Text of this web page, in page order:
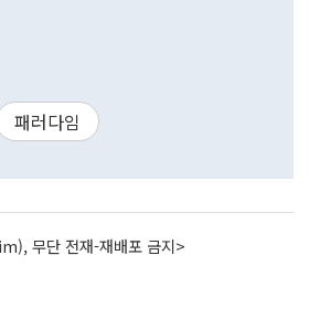
패러다임
무단 전재-재배포 금지>